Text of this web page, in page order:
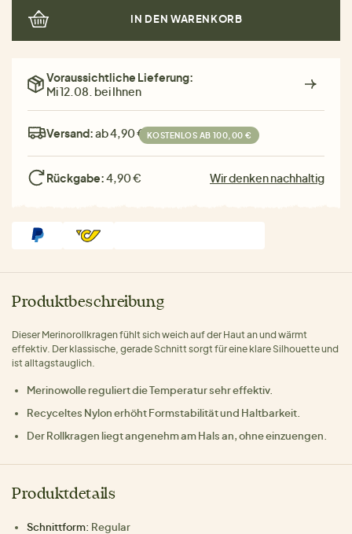
IN DEN WARENKORB
Voraussichtliche Lieferung:
Mi 12.08. bei Ihnen
Versand:ab 4,90 € KOSTENLOS AB 100,00 €
Rückgabe:4,90 € Wir denken nachhaltig
Produktbeschreibung
Dieser Merinorollkragen fühlt sich weich auf der Haut an und wärmt
effektiv. Der klassische, gerade Schnitt sorgt für eine klare Silhouette und
ist alltagstauglich.
Merinowolle reguliert die Temperatur sehr effektiv.
Recyceltes Nylon erhöht Formstabilität und Haltbarkeit.
Der Rollkragen liegt angenehm am Hals an, ohne einzuengen.
Produktdetails
Schnittform: Regular